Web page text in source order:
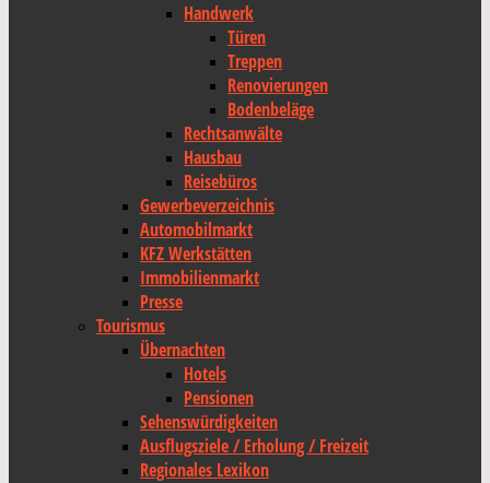
Handwerk
Türen
Treppen
Renovierungen
Bodenbeläge
Rechtsanwälte
Hausbau
Reisebüros
Gewerbeverzeichnis
Automobilmarkt
KFZ Werkstätten
Immobilienmarkt
Presse
Tourismus
Übernachten
Hotels
Pensionen
Sehenswürdigkeiten
Ausflugsziele / Erholung / Freizeit
Regionales Lexikon